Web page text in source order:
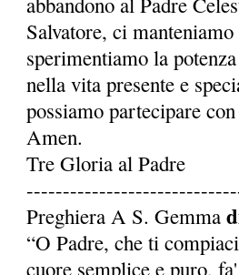
Salvatore, ci
sperimentiamo la
nella vita presente e
possia­mo partecipare
Amen.
Tre Gloria al Padre
Preghiera A S. Gemma
“O Padre, che ti
cuore semplice e puro,